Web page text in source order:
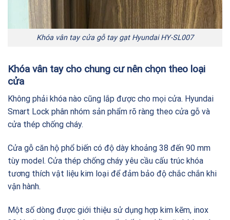
Khóa vân tay cửa gỗ tay gạt Hyundai HY-SL007
Khóa vân tay cho chung cư nên chọn theo loại
cửa
Không phải khóa nào cũng lắp được cho mọi cửa. Hyundai
Smart Lock phân nhóm sản phẩm rõ ràng theo cửa gỗ và
cửa thép chống cháy.
Cửa gỗ căn hộ phổ biến có độ dày khoảng 38 đến 90 mm
tùy model. Cửa thép chống cháy yêu cầu cấu trúc khóa
tương thích vật liệu kim loại để đảm bảo độ chắc chắn khi
vận hành.
Một số dòng được giới thiệu sử dụng hợp kim kẽm, inox